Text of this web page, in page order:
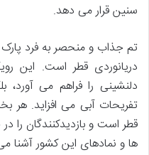
سنین قرار می دهد.
تم جذاب و منحصر به فرد پارک
دریانوردی قطر است. این
دلنشینی را فراهم می آورد،
تفریحات آبی می افزاید. هر
قطر است و بازدیدکنندگان را
ها و نمادهای این کشور آشنا